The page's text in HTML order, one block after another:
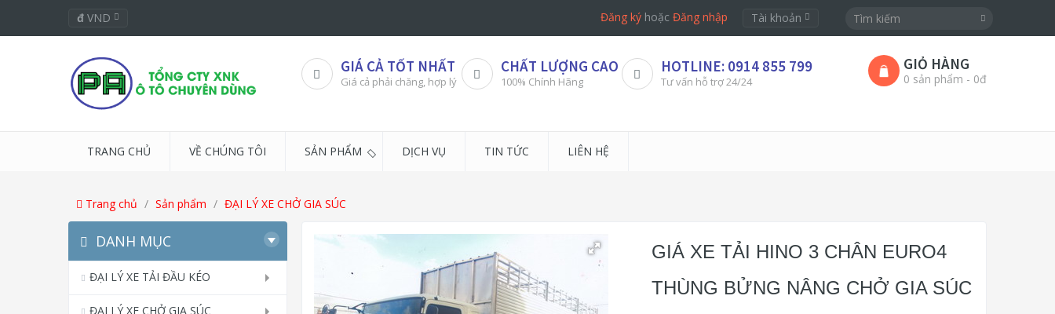
đ VND Đăng ký hoặcĐăng nhập Tài khoản
GIÁ CẢ TỐT NHẤT
Giá cả phải chăng, hợp lý
CHẤT LƯỢNG CAO
100% Chính Hãng
HOTLINE: 0914 855 799
Tư vấn hỗ trợ 24/24
GIỎ HÀNG
0 sản phẩm - 0đ
TRANG CHỦ VỀ CHÚNG TÔI SẢN PHẨM DỊCH VỤ TIN TỨC LIÊN HỆ
Trang chủ Sản phẩm ĐẠI LÝ XE CHỞ GIA SÚC
DANH MỤC
ĐẠI LÝ XE TẢI ĐẦU KÉO
ĐẠI LÝ XE CHỞ GIA SÚC
GIÁ XE TẢI HINO 3 CHÂN EURO4
THÙNG BỬNG NÂNG CHỞ GIA SÚC